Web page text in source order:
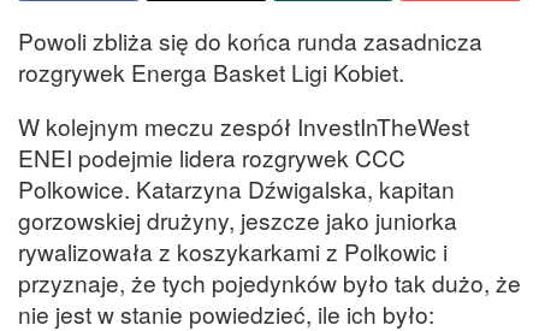
Powoli zbliża się do końca runda zasadnicza
rozgrywek Energa Basket Ligi Kobiet.
W kolejnym meczu zespół InvestInTheWest
ENEI podejmie lidera rozgrywek CCC
Polkowice. Katarzyna Dźwigalska, kapitan
gorzowskiej drużyny, jeszcze jako juniorka
rywalizowała z koszykarkami z Polkowic i
przyznaje, że tych pojedynków było tak dużo, że
nie jest w stanie powiedzieć, ile ich było: